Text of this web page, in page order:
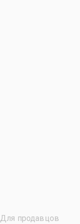
Для продавцов